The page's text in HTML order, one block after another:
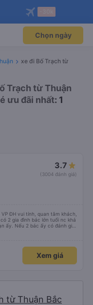
độc
Mở app
bay qua
Mở app
Chọn ngày
xe đi Bố Trạch từ
Trạch từ Thuận
ưu đãi nhất: 1
3.7
(3004 đánh giá)
ĐH vui tính, quan tâm khách,
ấy. Nếu 2 bác ấy có đánh giá
đúng. 2 bác nói rất to. To
hệ sđt của mình, mình hỗ
1. À các bạn nữ lễ tân xinh
còn note là (một mình) yêu
Xem giá
từ Thuận Bắc